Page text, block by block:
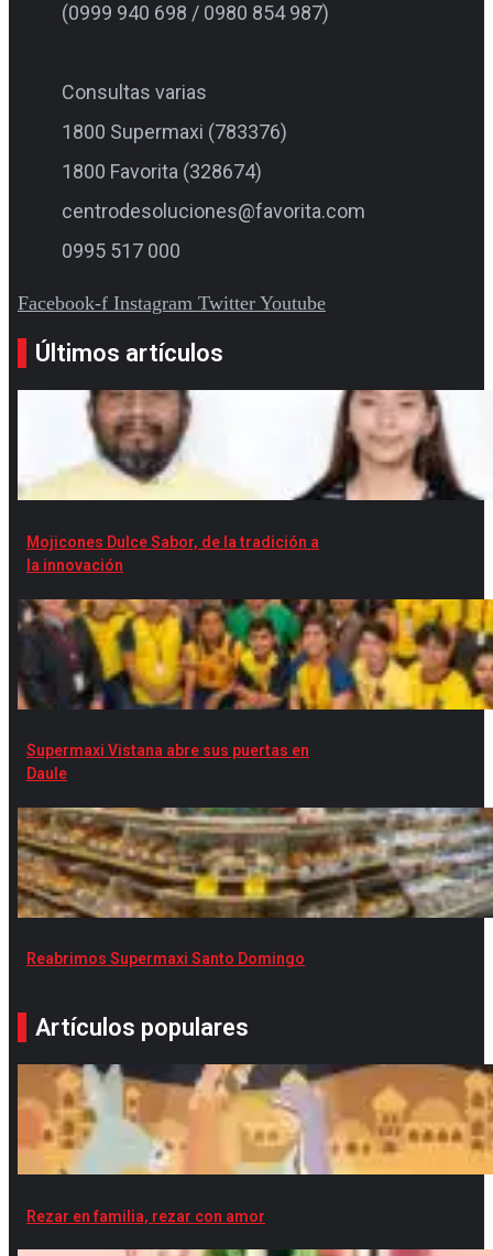
(0999 940 698 / 0980 854 987)
Consultas varias
1800 Supermaxi (783376)
1800 Favorita (328674)
centrodesoluciones@favorita.com
0995 517 000
Facebook-f Instagram Twitter Youtube
Últimos artículos
Mojicones Dulce Sabor, de la tradición a
la innovación
Supermaxi Vistana abre sus puertas en
Daule
Reabrimos Supermaxi Santo Domingo
Artículos populares
Rezar en familia, rezar con amor